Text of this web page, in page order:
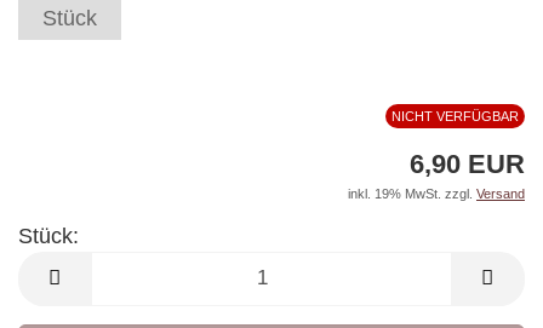
Stück
NICHT VERFÜGBAR
6,90 EUR
inkl. 19% MwSt. zzgl. Versand
Stück:
Stück